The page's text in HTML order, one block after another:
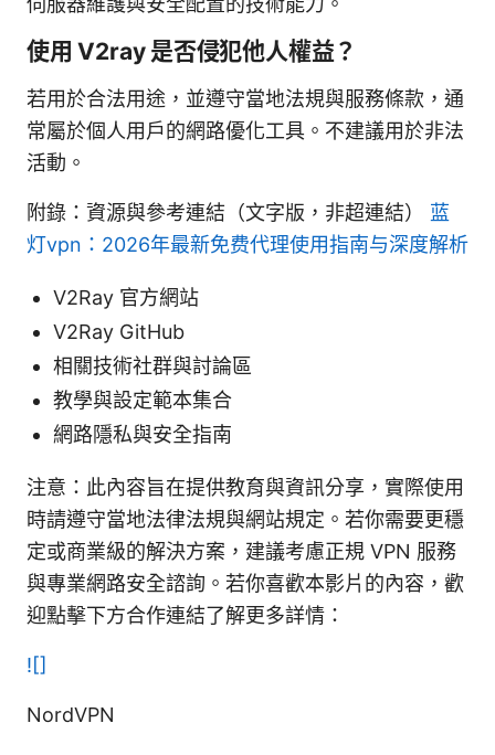
使用 V2ray 是否侵犯他人權益？
若用於合法用途，並遵守當地法規與服務條款，通
常屬於個人用戶的網路優化工具。不建議用於非法
活動。
附錄：資源與參考連結（文字版，非超連結） 蓝
灯vpn：2026年最新免费代理使用指南与深度解析
V2Ray 官方網站
V2Ray GitHub
相關技術社群與討論區
教學與設定範本集合
網路隱私與安全指南
注意：此內容旨在提供教育與資訊分享，實際使用
時請遵守當地法律法規與網站規定。若你需要更穩
定或商業級的解決方案，建議考慮正規 VPN 服務
與專業網路安全諮詢。若你喜歡本影片的內容，歡
迎點擊下方合作連結了解更多詳情：
![]
NordVPN